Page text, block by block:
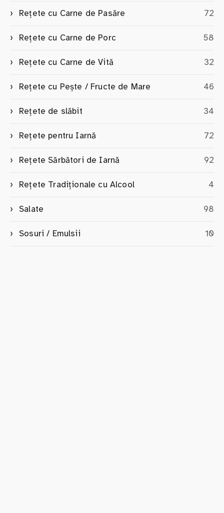
Rețete cu Carne de Pasăre 72
Rețete cu Carne de Porc 58
Rețete cu Carne de Vită 32
Rețete cu Pește / Fructe de Mare 46
Rețete de slăbit 34
Rețete pentru Iarnă 72
Rețete Sărbători de Iarnă 92
Rețete Tradiționale cu Alcool 4
Salate 98
Sosuri / Emulsii 10